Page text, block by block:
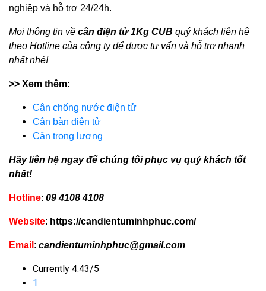
nghiệp và hỗ trợ 24/24h.
Mọi thông tin về cân điện tử 1Kg CUB quý khách liên hệ
theo Hotline của công ty để được tư vấn và hỗ trợ nhanh
nhất nhé!
>> Xem thêm:
Cân chống nước điện tử
Cân bàn điện tử
Cân trọng lượng
Hãy liên hệ ngay để chúng tôi phục vụ quý khách tốt
nhất!
Hotline: 09 4108 4108
Website: https://candientuminhphuc.com/
Email : candientuminhphuc@gmail.com
Currently 4.43/5
1